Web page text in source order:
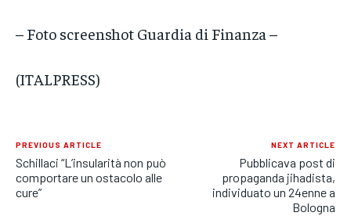
– Foto screenshot Guardia di Finanza –
(ITALPRESS)
PREVIOUS ARTICLE
Schillaci “L’insularità non può
comportare un ostacolo alle
cure”
NEXT ARTICLE
Pubblicava post di
propaganda jihadista,
individuato un 24enne a
Bologna